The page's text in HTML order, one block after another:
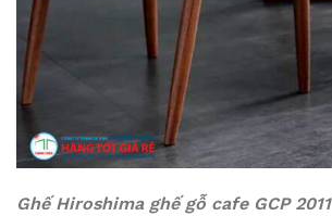
Ghế Hiroshima ghế gỗ cafe GCP 2011